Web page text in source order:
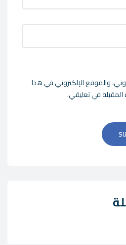
والموقع الإلكتروني في هذا
المقبلة في تعليقي.